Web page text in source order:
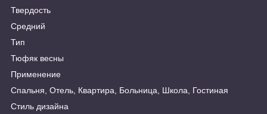
Твердость
Средний
Тип
Тюфяк весны
Применение
Спальня, Отель, Квартира, Больница, Школа, Гостиная
Стиль дизайна